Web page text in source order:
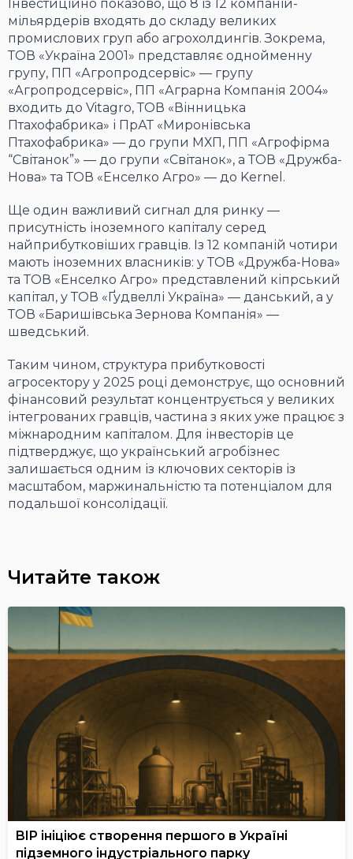
Інвестиційно показово, що 8 із 12 компаній-
мільярдерів входять до складу великих
промислових груп або агрохолдингів. Зокрема,
ТОВ «Україна 2001» представляє однойменну
групу, ПП «Агропродсервіс» — групу
«Агропродсервіс», ПП «Аграрна Компанія 2004»
входить до Vitagro, ТОВ «Вінницька
Птахофабрика» і ПрАТ «Миронівська
Птахофабрика» — до групи МХП, ПП «Агрофірма
“Світанок”» — до групи «Світанок», а ТОВ «Дружба-
Нова» та ТОВ «Енселко Агро» — до Kernel.
Ще один важливий сигнал для ринку —
присутність іноземного капіталу серед
найприбутковіших гравців. Із 12 компаній чотири
мають іноземних власників: у ТОВ «Дружба-Нова»
та ТОВ «Енселко Агро» представлений кіпрський
капітал, у ТОВ «Ґудвеллі Україна» — данський, а у
ТОВ «Баришівська Зернова Компанія» —
шведський.
Таким чином, структура прибутковості
агросектору у 2025 році демонструє, що основний
фінансовий результат концентрується у великих
інтегрованих гравців, частина з яких уже працює з
міжнародним капіталом. Для інвесторів це
підтверджує, що український агробізнес
залишається одним із ключових секторів із
масштабом, маржинальністю та потенціалом для
подальшої консолідації.
Читайте також
BIP ініціює створення першого в Україні
підземного індустріального парку